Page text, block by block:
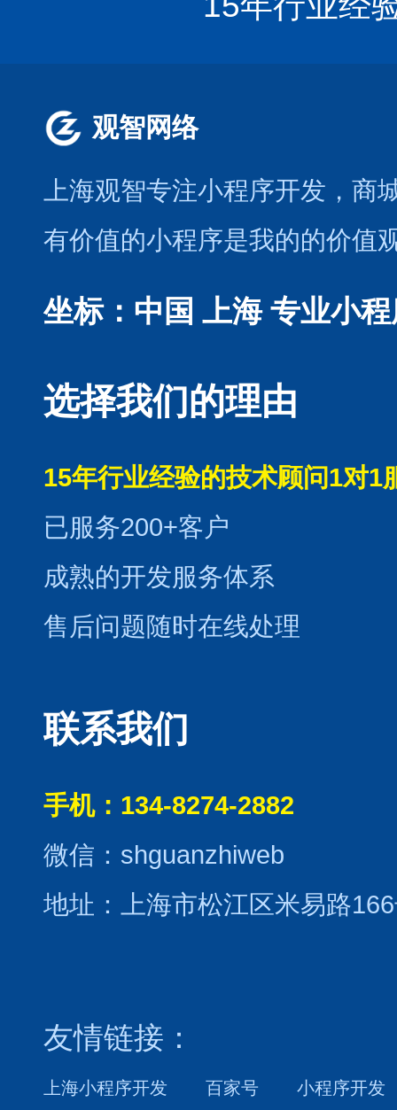
观智网络
上海观智专注小程序开发 ，商
有价值的小程序是我的的价值
坐标：中国 上海 专业小
选择我们的理由
15年行业经验的技术顾问1对1
已服务200+客户
成熟的开发服务体系
售后问题随时在线处理
联系我们
手机：134-8274-2882
微信：shguanzhiweb
地址：上海市松江区米易路
友情链接：
上海小程序开发 百家号
小程序开发